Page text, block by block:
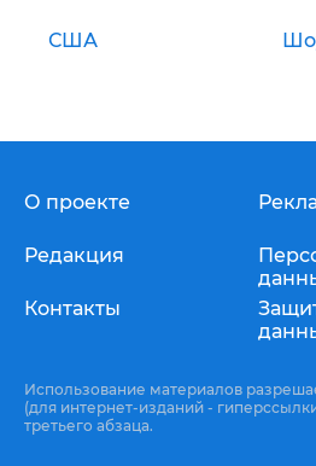
США
О проекте
Редакция
Контакты
Использование материалов
(для интернет-изданий -
третьего абзаца.